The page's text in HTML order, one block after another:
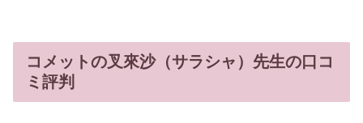
コメットの叉來沙（サラシャ）先生の口コ
ミ評判